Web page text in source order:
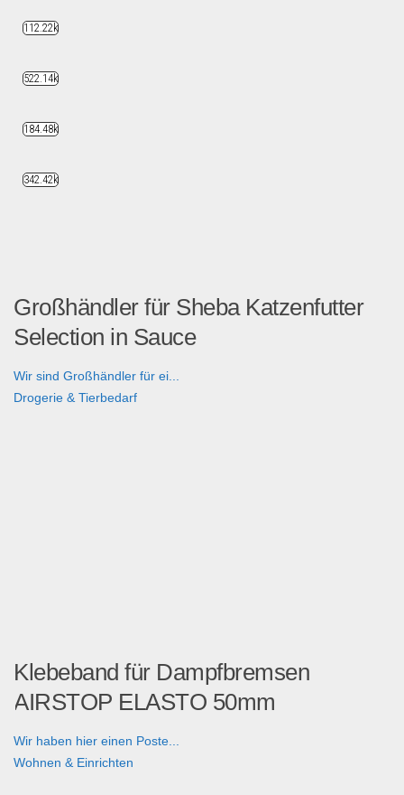
Großhändler für Sheba Katzenfutter
Selection in Sauce
Wir sind Großhändler für ei...
Drogerie & Tierbedarf
Klebeband für Dampfbremsen
AIRSTOP ELASTO 50mm
Wir haben hier einen Poste...
Wohnen & Einrichten
112.22k
522.14k
184.48k
342.42k